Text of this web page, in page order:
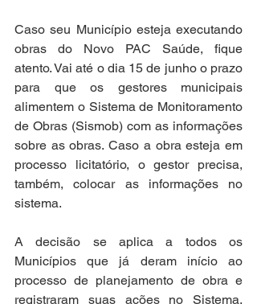
Caso seu Município esteja executando
obras do Novo PAC Saúde, fique
atento. Vai até o dia 15 de junho o prazo
para que os gestores municipais
alimentem o Sistema de Monitoramento
de Obras (Sismob) com as informações
sobre as obras. Caso a obra esteja em
processo licitatório, o gestor precisa,
também, colocar as informações no
sistema.
A decisão se aplica a todos os
Municípios que já deram início ao
processo de planejamento de obra e
registraram suas ações no Sistema,